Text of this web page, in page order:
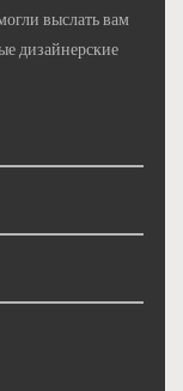
выслать вам
дизайнерские